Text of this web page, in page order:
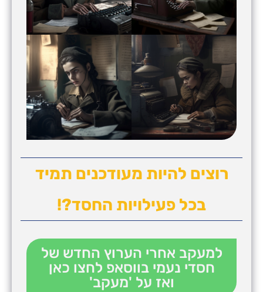
רוצים להיות מעודכנים תמיד
בכל פעילויות החסד?!
למעקב אחרי הערוץ החדש של
חסדי נעמי בווסאפ לחצו כאן
ואז על 'מעקב'